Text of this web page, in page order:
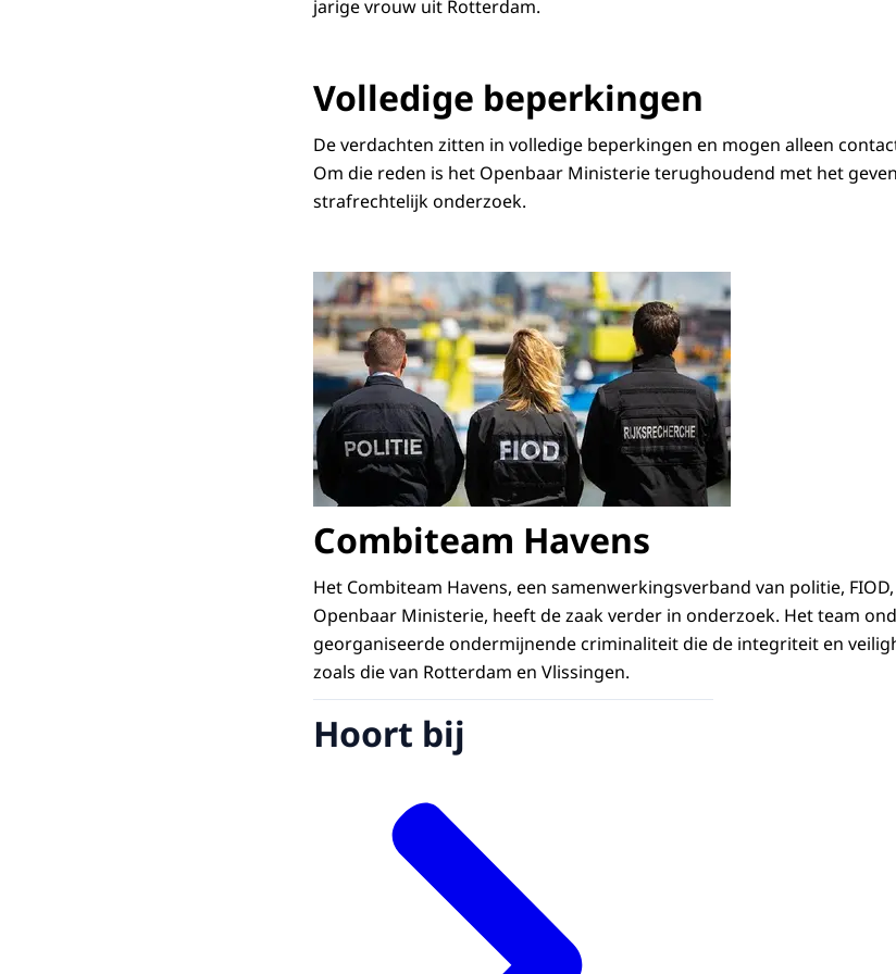
jarige vrouw uit Rotterdam.
Volledige beperkingen
De verdachten zitten in volledige beperkingen en mogen alleen
Om die reden is het Openbaar Ministerie terughoudend met het
strafrechtelijk onderzoek.
Combiteam Havens
Het Combiteam Havens, een samenwerkingsverband van politie,
Openbaar Ministerie, heeft de zaak verder in onderzoek. Het team
georganiseerde ondermijnende criminaliteit die de integriteit en
zoals die van Rotterdam en Vlissingen.
Hoort bij